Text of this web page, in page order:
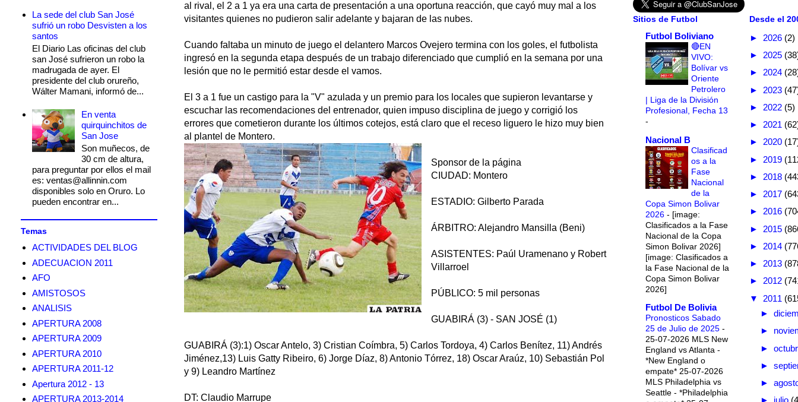
al rival, el 2 a 1 ya era una carta de presentación a una oportuna reacción, que cayó muy mal a los
visitantes quienes no pudieron salir adelante y bajaran de las nubes.
Cuando faltaba un minuto de juego el delantero Marcos Ovejero termina con los goles, el futbolista
ingresó en la segunda etapa después de un trabajo diferenciado que cumplió en la semana por una
lesión que no le permitió estar desde el vamos.
El 3 a 1 fue un castigo para la "V" azulada y un premio para los locales que supieron levantarse y
escuchar las recomendaciones del entrenador, quien impuso disciplina de juego y corrigió los
errores que cometieron durante los últimos cotejos, está claro que el receso liguero le hizo muy bien
al plantel de Montero.
Sponsor de la página
CIUDAD: Montero
ESTADIO: Gilberto Parada
ÁRBITRO: Alejandro Mansilla (Beni)
ASISTENTES: Paúl Uramenano y Robert
Villarroel
PÚBLICO: 5 mil personas
GUABIRÁ (3) - SAN JOSÉ (1)
GUABIRÁ (3):1) Oscar Antelo, 3) Cristian Coímbra, 5) Carlos Tordoya, 4) Carlos Benítez, 11) Andrés
Jiménez,13) Luis Gatty Ribeiro, 6) Jorge Díaz, 8) Antonio Tórrez, 18) Oscar Araúz, 10) Sebastián Pol
y 9) Leandro Martínez
DT: Claudio Marrupe
La sede del club San José
sufrió un robo Desvisten a los
santos
El Diario Las oficinas del club
san José sufrieron un robo la
madrugada de ayer. El
presidente del club orureño,
Wálter Mamani, informó de...
En venta
quirquinchitos de
San Jose
Son muñecos, de
30 cm de altura,
para preguntar por ellos el mail
es: ventas@allinnin.com
disponibles solo en Oruro. Lo
pueden encontrar en...
Temas
ACTIVIDADES DEL BLOG
ADECUACION 2011
AFO
AMISTOSOS
ANALISIS
APERTURA 2008
APERTURA 2009
APERTURA 2010
APERTURA 2011-12
Apertura 2012 - 13
APERTURA 2013-2014
Sitios de Futbol
Futbol Boliviano
🔴EN
VIVO:
Bolívar vs
Oriente
Petrolero
| Liga de la División
Profesional, Fecha 13
-
Nacional B
Clasificad
os a la
Fase
Nacional
de la
Copa Simon Bolivar
2026 - [image:
Clasificados a la Fase
Nacional de la Copa
Simon Bolivar 2026]
[image: Clasificados a
la Fase Nacional de la
Copa Simon Bolivar
2026]
Futbol De Bolivia
Pronosticos Sabado
25 de Julio de 2025 -
25-07-2026 MLS New
England vs Atlanta -
*New England o
empate* 25-07-2026
MLS Philadelphia vs
Seattle - *Philadelphia
Desde el
► 2026 (2)
► 2025
► 2024
► 2023
► 2022 (5)
► 2021
► 2020
► 2019
► 2018
► 2017
► 2016
► 2015
► 2014
► 2013
► 2012
▼ 2011
►
►
►
►
►